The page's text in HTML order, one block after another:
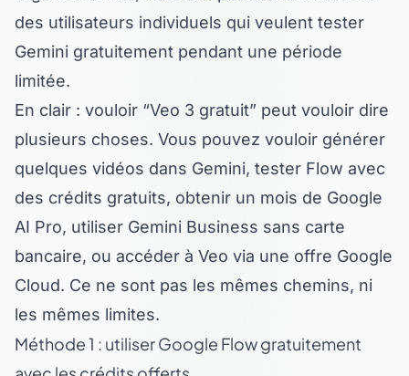
des utilisateurs individuels qui veulent tester
Gemini gratuitement pendant une période
limitée.
En clair : vouloir “Veo 3 gratuit” peut vouloir dire
plusieurs choses. Vous pouvez vouloir générer
quelques vidéos dans Gemini, tester Flow avec
des crédits gratuits, obtenir un mois de Google
AI Pro, utiliser Gemini Business sans carte
bancaire, ou accéder à Veo via une offre Google
Cloud. Ce ne sont pas les mêmes chemins, ni
les mêmes limites.
Méthode 1 : utiliser Google Flow gratuitement
avec les crédits offerts